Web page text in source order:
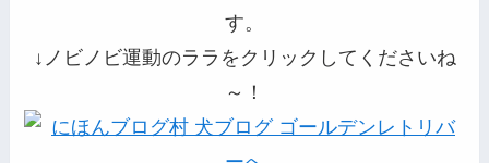
す。
↓ノビノビ運動のララをクリックしてくださいね
～！